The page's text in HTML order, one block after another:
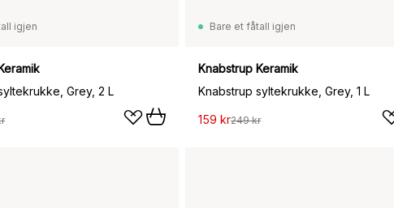
igjen
Grey, 2 L
Bare et fåtall igjen
Knabstrup Keramik
Knabstrup syltekrukke, Grey, 1 L
159 kr249 kr